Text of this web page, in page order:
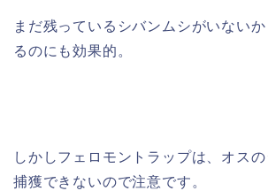
まだ残っているシバンムシがいない
るのにも効果的。
しかしフェロモントラップは、オス
捕獲できないので注意です。